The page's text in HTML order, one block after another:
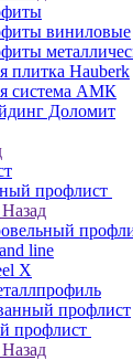
виниловые
плитка Hauberk
система АМК
Доломит
профлист
Назад
line
X
профлист
профлист
Назад